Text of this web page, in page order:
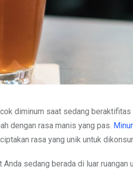
diminum saat sedang
dengan rasa manis yang pas.
rasa yang unik untuk
sedang berada di luar ruangan